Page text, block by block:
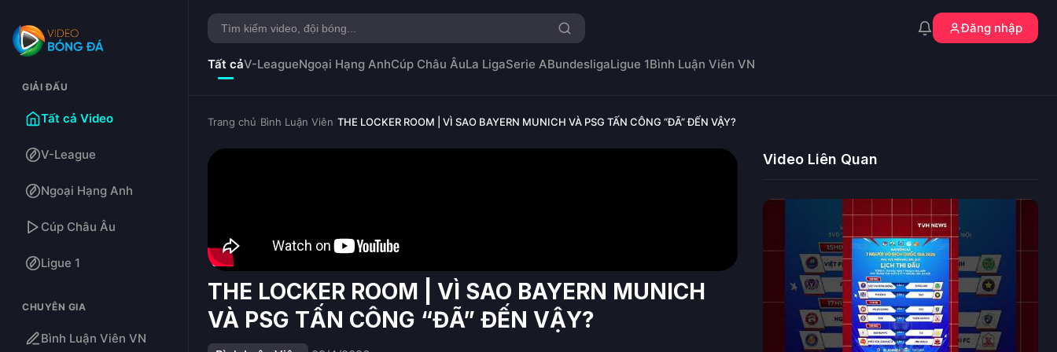
GIẢI ĐẤU
Tất cả Video
V-League
Ngoại Hạng Anh
Cúp Châu Âu
Ligue 1
CHUYÊN GIA
Bình Luận Viên VN
Đăng nhập
Tất cảV-LeagueNgoại Hạng AnhCúp Châu ÂuLa LigaSerie ABundesligaLigue 1Bình Luận Viên VN
Trang chủ Bình Luận Viên THE LOCKER ROOM | VÌ SAO BAYERN MUNICH VÀ PSG TẤN CÔNG “ĐÃ” ĐẾN VẬY?
THE LOCKER ROOM | VÌ SAO BAYERN MUNICH
VÀ PSG TẤN CÔNG “ĐÃ” ĐẾN VẬY?
Video Liên Quan